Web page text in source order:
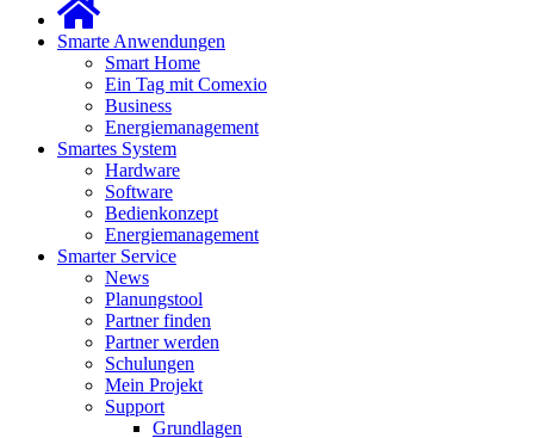
Smarte Anwendungen
Smart Home
Ein Tag mit Comexio
Business
Energiemanagement
Smartes System
Hardware
Software
Bedienkonzept
Energiemanagement
Smarter Service
News
Planungstool
Partner finden
Partner werden
Schulungen
Mein Projekt
Support
Grundlagen